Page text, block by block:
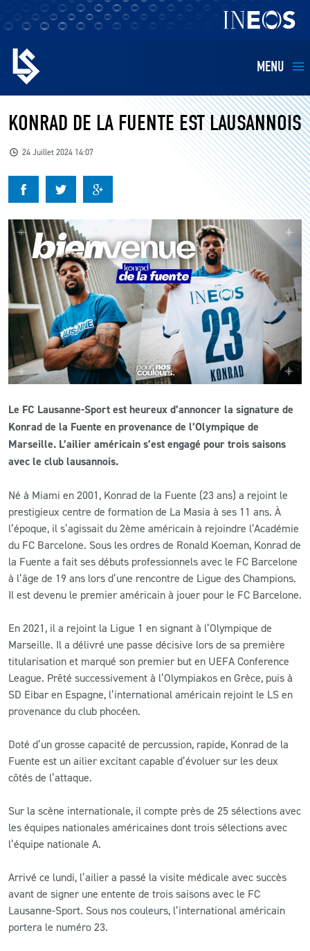
MENU
EQUIPES
BILLETTERIE
FANS
KIDS
BUSINESS
RESTAURATION
CLUB
CONTACT
ACTUALITÉS
LS E-SHOP
LS ACADEMY CAMPS
MATCH DES CELEBRITES
PRESSE ET MEDIAS
KONRAD DE LA FUENTE EST LAUSANNOIS
24 Juillet 2024 14:07
Le FC Lausanne-Sport est heureux d’annoncer la signature de
Konrad de la Fuente en provenance de l’Olympique de
Marseille. L’ailier américain s’est engagé pour trois saisons
avec le club lausannois.
Né à Miami en 2001, Konrad de la Fuente (23 ans) a rejoint le
prestigieux centre de formation de La Masia à ses 11 ans. À
l’époque, il s’agissait du 2ème américain à rejoindre l’Académie
du FC Barcelone. Sous les ordres de Ronald Koeman, Konrad de
la Fuente a fait ses débuts professionnels avec le FC Barcelone
à l’âge de 19 ans lors d’une rencontre de Ligue des Champions.
Il est devenu le premier américain à jouer pour le FC Barcelone.
En 2021, il a rejoint la Ligue 1 en signant à l’Olympique de
Marseille. Il a délivré une passe décisive lors de sa première
titularisation et marqué son premier but en UEFA Conference
League. Prêté successivement à l’Olympiakos en Grèce, puis à
SD Eibar en Espagne, l’international américain rejoint le LS en
provenance du club phocéen.
Doté d’un grosse capacité de percussion, rapide, Konrad de la
Fuente est un ailier excitant capable d’évoluer sur les deux
côtés de l’attaque.
Sur la scène internationale, il compte près de 25 sélections avec
les équipes nationales américaines dont trois sélections avec
l’équipe nationale A.
Arrivé ce lundi, l’ailier a passé la visite médicale avec succès
avant de signer une entente de trois saisons avec le FC
Lausanne-Sport. Sous nos couleurs, l’international américain
portera le numéro 23.